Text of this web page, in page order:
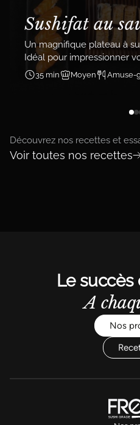
Sushifat au
Un magnifique plateau à
Idéal pour impressionner
35 min Moyen Amuse-
Découvrez nos recettes et
Voir toutes nos recettes
Le succès
A
Nos